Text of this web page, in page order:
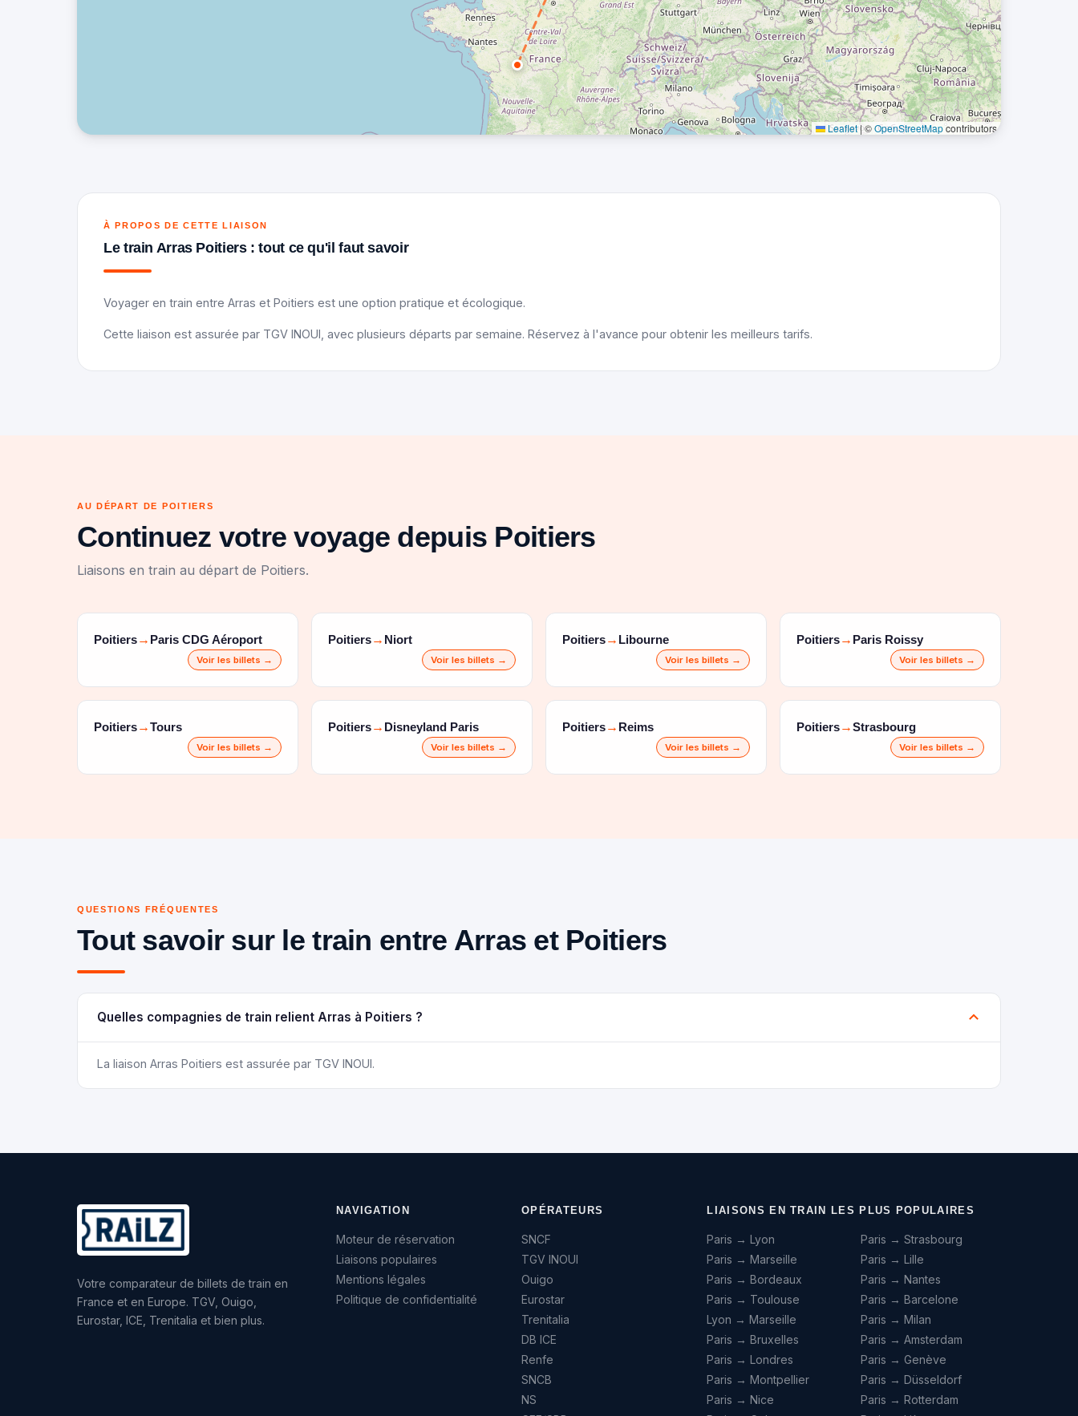
Leaflet|©OpenStreetMapcontributors
À PROPOS DE CETTE LIAISON
Le train Arras Poitiers : tout ce qu'il faut savoir
Voyager en train entre Arras et Poitiers est une option pratique et écologique.
Cette liaison est assurée par TGV INOUI, avec plusieurs départs par semaine. Réservez à l'avance pour obtenir les meilleurs tarifs.
AU DÉPART DE POITIERS
Continuez votre voyage depuis Poitiers
Liaisons en train au départ de Poitiers.
Poitiers→ Paris CDG Aéroport
Voir les billets →
Poitiers→ Niort
Voir les billets →
Poitiers→ Libourne
Voir les billets →
Poitiers→ Paris Roissy
Voir les billets →
Poitiers→Tours
Voir les billets →
Poitiers→ Disneyland Paris
Voir les billets →
Poitiers→ Reims
Voir les billets →
Poitiers→Strasbourg
Voir les billets →
QUESTIONS FRÉQUENTES
Tout savoir sur le train entre Arras et Poitiers
Quelles compagnies de train relient Arras à Poitiers ?
La liaison Arras Poitiers est assurée par TGV INOUI.
Votre comparateur de billets de train en
France et en Europe. TGV, Ouigo,
Eurostar, ICE, Trenitalia et bien plus.
NAVIGATION
Moteur de réservation
Liaisons populaires
Mentions légales
Politique de confidentialité
OPÉRATEURS
SNCF
TGV INOUI
Ouigo
Eurostar
Trenitalia
DB ICE
Renfe
SNCB
NS
LIAISONS EN TRAIN LES PLUS POPULAIRES
Paris → Lyon
Paris → Marseille
Paris → Bordeaux
Paris → Toulouse
Lyon → Marseille
Paris → Bruxelles
Paris → Londres
Paris → Montpellier
Paris → Nice
Paris → Strasbourg
Paris → Lille
Paris → Nantes
Paris → Barcelone
Paris → Milan
Paris → Amsterdam
Paris → Genève
Paris → Düsseldorf
Paris → Rotterdam